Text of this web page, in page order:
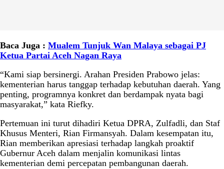
Baca Juga : Mualem Tunjuk Wan Malaya sebagai PJ
Ketua Partai Aceh Nagan Raya
“Kami siap bersinergi. Arahan Presiden Prabowo jelas:
kementerian harus tanggap terhadap kebutuhan daerah. Yang
penting, programnya konkret dan berdampak nyata bagi
masyarakat,” kata Riefky.
Pertemuan ini turut dihadiri Ketua DPRA, Zulfadli, dan Staf
Khusus Menteri, Rian Firmansyah. Dalam kesempatan itu,
Rian memberikan apresiasi terhadap langkah proaktif
Gubernur Aceh dalam menjalin komunikasi lintas
kementerian demi percepatan pembangunan daerah.